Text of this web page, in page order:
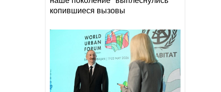
ВИДЕО
Уровень воды в Рейне
обновил исторический
рекорд обмеления
копившиеся вызовы